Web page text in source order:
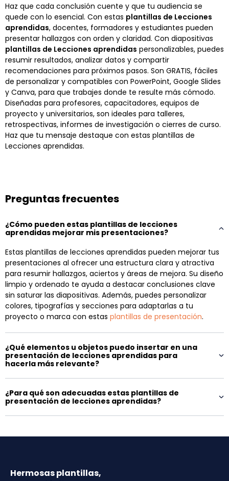
Haz que cada conclusión cuente y que tu audiencia se
quede con lo esencial. Con estas plantillas de Lecciones
aprendidas, docentes, formadores y estudiantes pueden
presentar hallazgos con orden y claridad. Con diapositivas
plantillas de Lecciones aprendidas personalizables, puedes
resumir resultados, analizar datos y compartir
recomendaciones para próximos pasos. Son GRATIS, fáciles
de personalizar y compatibles con PowerPoint, Google Slides
y Canva, para que trabajes donde te resulte más cómodo.
Diseñadas para profesores, capacitadores, equipos de
proyecto y universitarios, son ideales para talleres,
retrospectivas, informes de investigación o cierres de curso.
Haz que tu mensaje destaque con estas plantillas de
Lecciones aprendidas.
Preguntas frecuentes
¿Cómo pueden estas plantillas de lecciones
aprendidas mejorar mis presentaciones?
Estas plantillas de lecciones aprendidas pueden mejorar tus
presentaciones al ofrecer una estructura clara y atractiva
para resumir hallazgos, aciertos y áreas de mejora. Su diseño
limpio y ordenado te ayuda a destacar conclusiones clave
sin saturar las diapositivas. Además, puedes personalizar
colores, tipografías y secciones para adaptarlas a tu
proyecto o marca con estas plantillas de presentación.
¿Qué elementos u objetos puedo insertar en una
presentación de lecciones aprendidas para
hacerla más relevante?
¿Para qué son adecuadas estas plantillas de
presentación de lecciones aprendidas?
Hermosas plantillas,